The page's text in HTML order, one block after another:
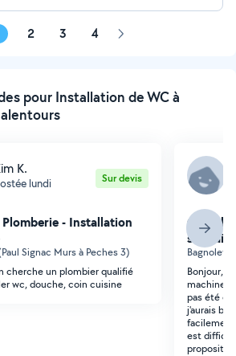
2 3 4 Page
pour Installation de WC à
K.
lundi Sur devis
- Installation
Signac Murs à Peches 3)
cherche un plombier qualifié
wc, douche, coin cuisine
sanitaire
Bagnolet
Bonjour,
machine à
pas été
j'aurais
est